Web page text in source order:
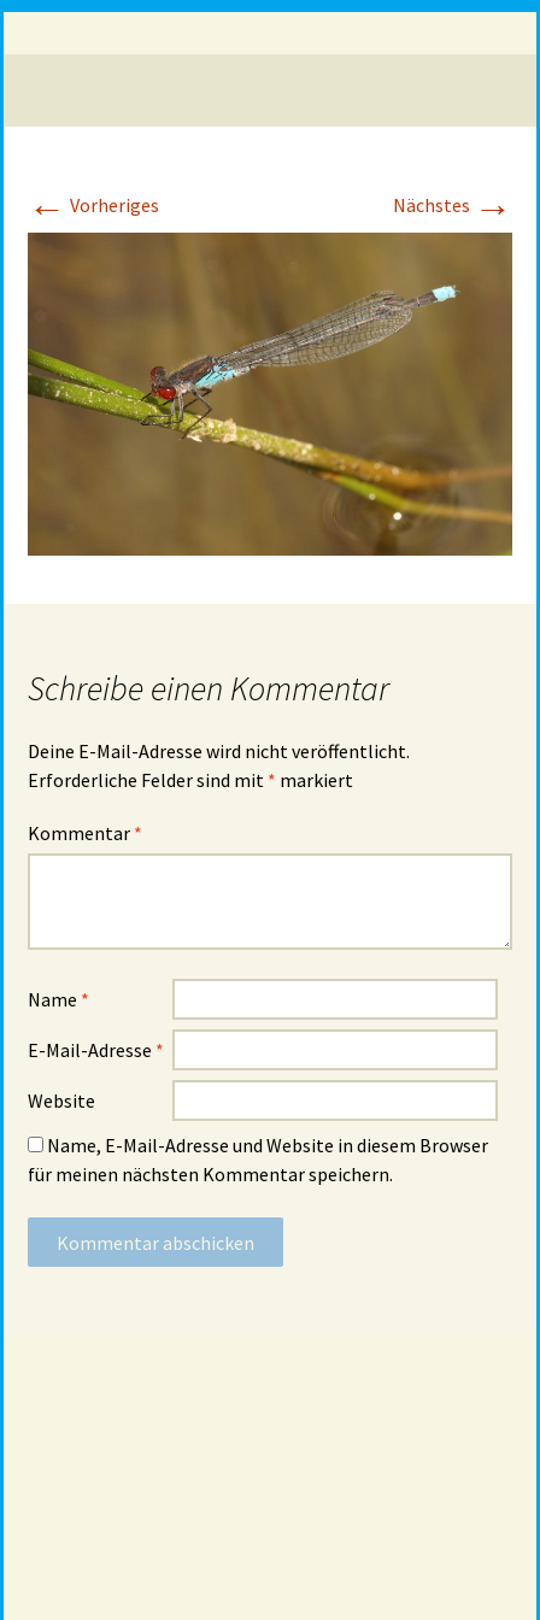
← Vorheriges Nächstes →
Schreibe einen Kommentar
Deine E-Mail-Adresse wird nicht veröffentlicht.
Erforderliche Felder sind mit * markiert
Kommentar *
Name *
E-Mail-Adresse *
Website
Name, E-Mail-Adresse und Website in diesem Browser
für meinen nächsten Kommentar speichern.